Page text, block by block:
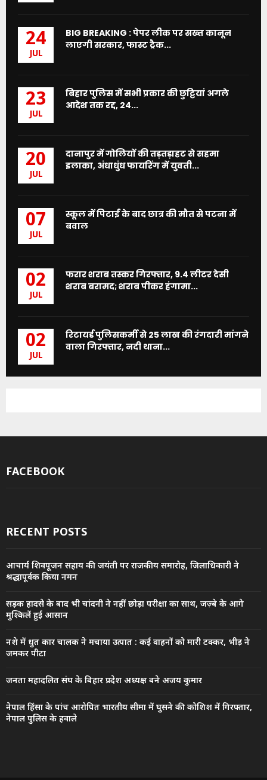
24
JUL
BIG BREAKING : पेपर लीक पर सख्त कानून
लाएगी सरकार, फास्ट ट्रैक...
23
JUL
बिहार पुलिस में सभी प्रकार की छुट्टियां अगले
आदेश तक रद्द, 24...
20
JUL
दानापुर में गोलियों की तड़तड़ाहट से सहमा
इलाका, अंधाधुंध फायरिंग में युवती...
07
JUL
स्कूल में पिटाई के बाद छात्र की मौत से पटना में
बवाल
02
JUL
फरार शराब तस्कर गिरफ्तार, 9.4 लीटर देसी
शराब बरामद; शराब पीकर हंगामा...
02
JUL
रिटायर्ड पुलिसकर्मी से 25 लाख की रंगदारी मांगने
वाला गिरफ्तार, नदी थाना...
FACEBOOK
RECENT POSTS
आचार्य शिवपूजन सहाय की जयंती पर राजकीय समारोह, जिलाधिकारी ने
श्रद्धापूर्वक किया नमन
सड़क हादसे के बाद भी चांदनी ने नहीं छोड़ा परीक्षा का साथ, जज़्बे के आगे
मुश्किलें हुईं आसान
नशे में धुत कार चालक ने मचाया उत्पात : कई वाहनों को मारी टक्कर, भीड़ ने
जमकर पीटा
जनता महादलित संघ के बिहार प्रदेश अध्यक्ष बने अजय कुमार
नेपाल हिंसा के पांच आरोपित भारतीय सीमा में घुसने की कोशिश में गिरफ्तार,
नेपाल पुलिस के हवाले